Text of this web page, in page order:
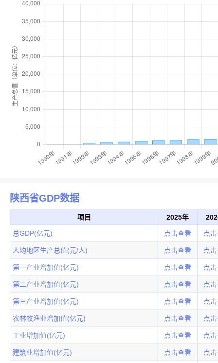
陕西省GDP数据
项目 2025年
总GDP(亿元) 点击查看 点
人均地区生产总值(元/人) 点击查看 点
第一产业增加值(亿元) 点击查看 点
第二产业增加值(亿元) 点击查看 点
第三产业增加值(亿元) 点击查看 点
农林牧渔业增加值(亿元) 点击查看 点
工业增加值(亿元) 点击查看 点
建筑业增加值(亿元) 点击查看 点